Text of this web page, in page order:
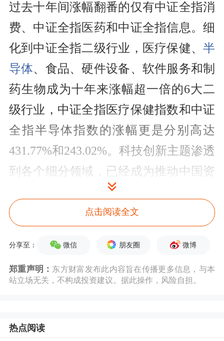
过去十年间涨幅翻番的仅有中证全指消
费、中证全指医药和中证全指信息。细
化到中证全指二级行业，医疗保健、半
导体、食品、硬件设备、软件服务和制
药生物成为十年来涨幅超一倍的6大二
级行业，中证全指医疗保健指数和中证
全指半导体指数的涨幅更是分别高达
431.77%和243.02%。科技创新主题渗透
到各个细分领域，已经成为推动中国资
本市场蓬勃发展的重要
近年来，科技创新几乎成为股市的财富
年初至2021年7月26日，中证科技指数
上涨128.98%，同期上证综指仅上涨
“十四五规划”指出，要加强原创性引领
点击阅读全文
分享至： 微信 朋友圈 微博
郑重声明： 东方财富发布此内容旨在传播更多信息，与本
站立场无关，不构成投资建议。据此操作，风险自担。
热点阅读